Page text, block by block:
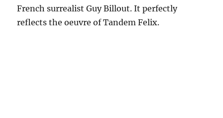
French surrealist Guy Billout. It perfectly
reflects the oeuvre of Tandem Felix.